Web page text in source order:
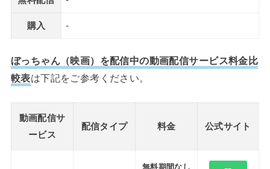
購入 -
ぼっちゃん（映画）を配信中の動画配信サービス料金比
較表は下記をご参考ください。
動画配信サ
ービス
配信タイプ 料金 公式サイト
無料期間なし